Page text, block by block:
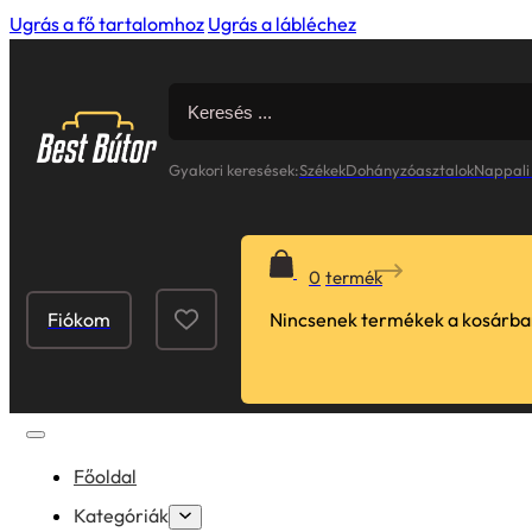
Ugrás a fő tartalomhoz Ugrás a lábléchez
for:
Gyakori keresések:SzékekDohányzóasztalok
Fiókom
0
Nincsenek termékek a
Főoldal
Kategóriák